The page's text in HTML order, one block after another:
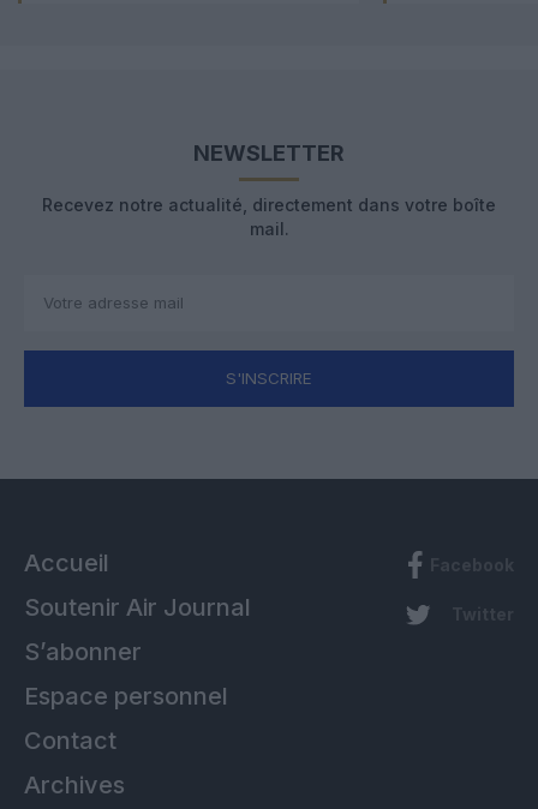
NEWSLETTER
Recevez notre actualité, directement dans votre boîte
mail.
S'INSCRIRE
Accueil
Soutenir Air Journal
S’abonner
Espace personnel
Contact
Archives